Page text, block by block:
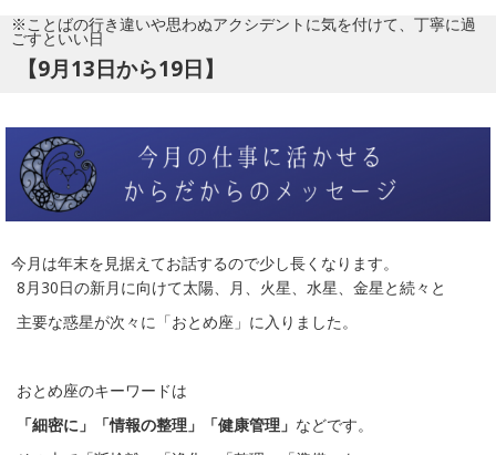
※ことばの行き違いや思わぬアクシデントに気を付けて、丁寧に過
ごすといい日
【9月13日から19日】
今月は年末を見据えてお話するので少し長くなります。
8月30日の新月に向けて太陽、月、火星、水星、金星と続々と
主要な惑星が次々に「おとめ座」に入りました。
おとめ座のキーワードは
「細密に」「情報の整理」「健康管理」 などです。